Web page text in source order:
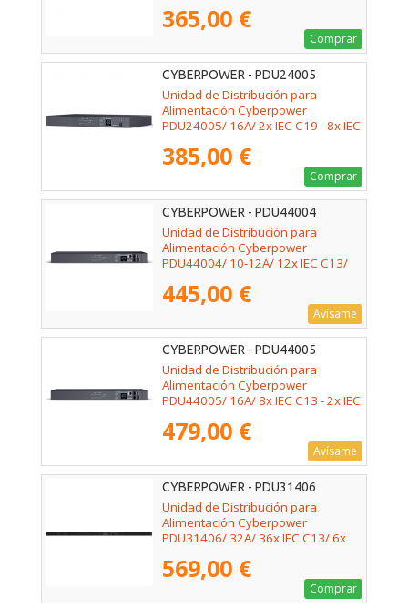
365,00 €
Comprar
CYBERPOWER - PDU24005
Unidad de Distribución para
Alimentación Cyberpower
PDU24005/ 16A/ 2x IEC C19 - 8x IEC
385,00 €
Comprar
CYBERPOWER - PDU44004
Unidad de Distribución para
Alimentación Cyberpower
PDU44004/ 10-12A/ 12x IEC C13/
445,00 €
Avísame
CYBERPOWER - PDU44005
Unidad de Distribución para
Alimentación Cyberpower
PDU44005/ 16A/ 8x IEC C13 - 2x IEC
479,00 €
Avísame
CYBERPOWER - PDU31406
Unidad de Distribución para
Alimentación Cyberpower
PDU31406/ 32A/ 36x IEC C13/ 6x
569,00 €
Comprar